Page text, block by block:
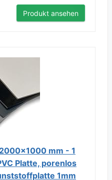
Produkt ansehen
mm - 1
Platte, porenlos
1mm